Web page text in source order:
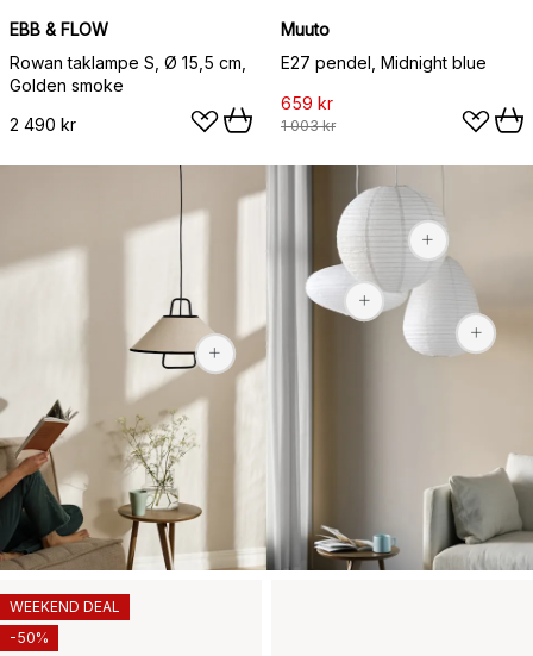
EBB & FLOW
Rowan taklampe S, Ø 15,5 cm,
Golden smoke
2 490 kr
Muuto
E27 pendel, Midnight blue
659 kr
1 003 kr
229 kr
1 123 kr
WEEKEND DEAL
-50%